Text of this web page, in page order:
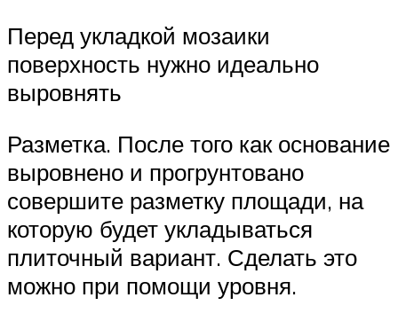
Перед укладкой мозаики
поверхность нужно идеально
выровнять
Разметка. После того как основание
выровнено и прогрунтовано
совершите разметку площади, на
которую будет укладываться
плиточный вариант. Сделать это
можно при помощи уровня.